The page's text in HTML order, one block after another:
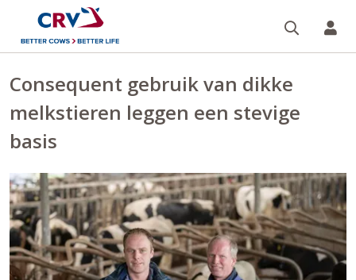
Consequent gebruik van dikke
melkstieren leggen een stevige
basis